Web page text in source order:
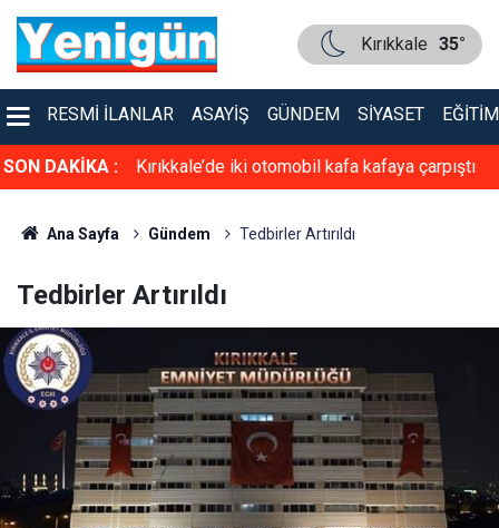
Kırıkkale 35°
RESMI İLANLAR ASAYIŞ GÜNDEM SIYASET EĞITIM
SON DAKİKA : Kırıkkale’de iki otomobil kafa kafaya çarpıştı
Ana Sayfa Gündem Tedbirler Artırıldı
Tedbirler Artırıldı